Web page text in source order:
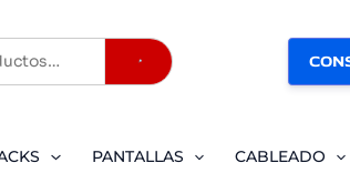
Buscar
PANTALLAS CABLEADO